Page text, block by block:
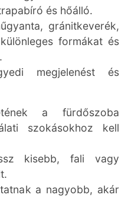
és hőálló.
gránitkeverék,
formákat és
megjelenést és
a fürdőszoba
szokásokhoz kell
kisebb, fali vagy
a nagyobb, akár